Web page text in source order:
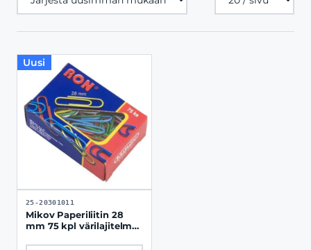
sivulla
Uusi
25-20301011
Mikov Paperiliitin 28
mm 75 kpl värilajitelma